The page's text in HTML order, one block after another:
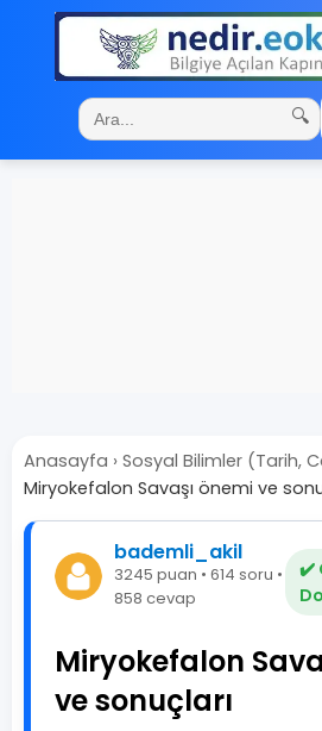
🔍
Anasayfa › Sosyal Bilimler (Tarih,
Miryokefalon Savaşı önemi ve
bademli_akil
3245 puan • 614 soru •
858 cevap
✔️
Miryokefalon
ve sonuçları